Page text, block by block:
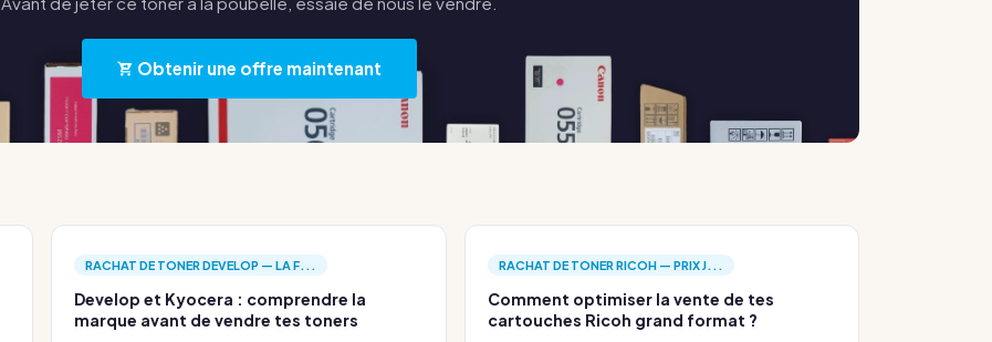
Obtenir une offre maintenant
RACHAT DE TONER DEVELOP — LA F...
Develop et Kyocera : comprendre la
marque avant de vendre tes toners
RACHAT DE TONER RICOH — PRIX J...
Comment optimiser la vente de tes
cartouches Ricoh grand format ?